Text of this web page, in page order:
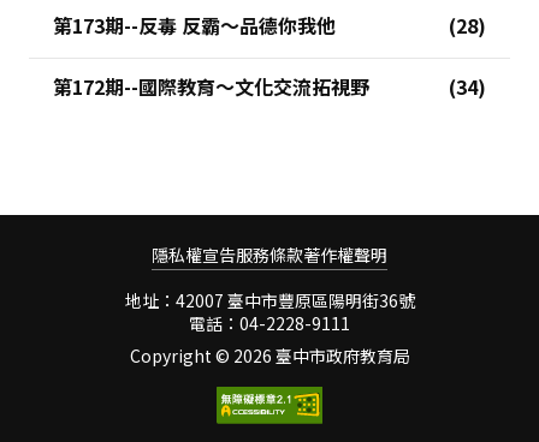
第173期--反毒 反霸～品德你我他
第172期--國際教育～文化交流拓視野
隱私權宣告服務條款著作權聲明
地址：42007 臺中市豐原區陽明街36號
電話：04-2228-9111
Copyright © 2026 臺中市政府教育局